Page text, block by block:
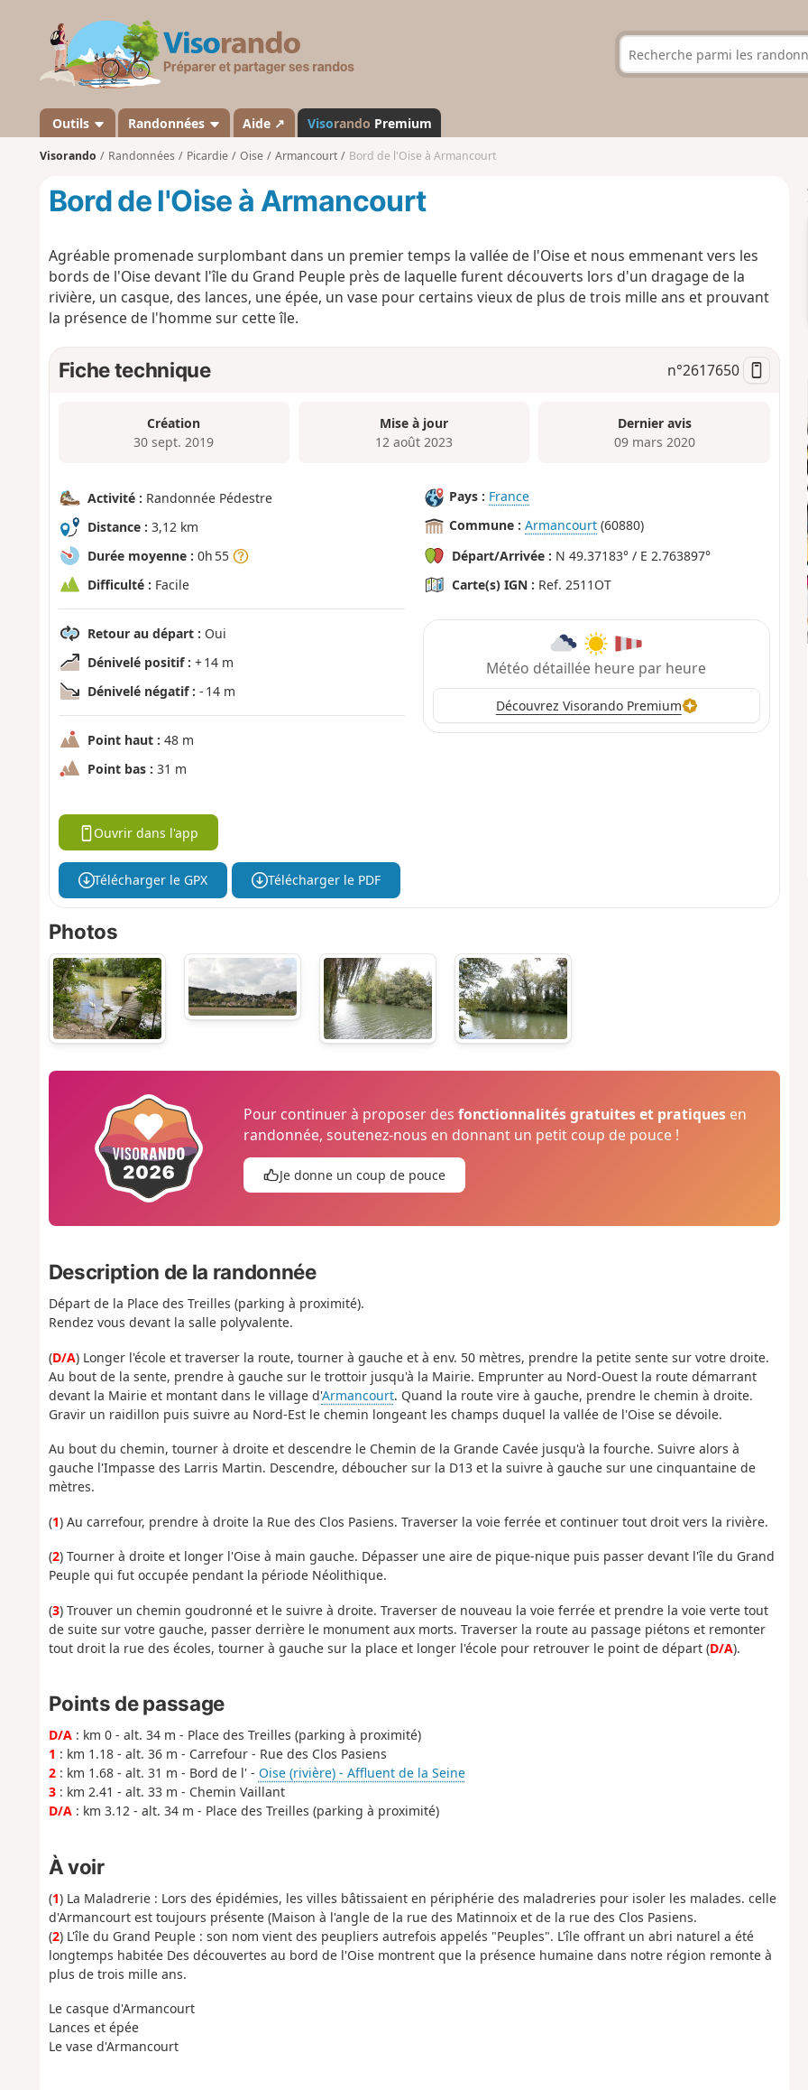
s
a
n
d
Outils Randonnées Aide ↗ Visorando Premium
Visorando Randonnées Picardie Oise Armancourt Bord de l'Oise à Armancourt
Bord de l'Oise à Armancourt
Agréable promenade surplombant dans un premier temps la vallée de l'Oise et nous emmenant vers les
bords de l'Oise devant l'île du Grand Peuple près de laquelle furent découverts lors d'un dragage de la
rivière, un casque, des lances, une épée, un vase pour certains vieux de plus de trois mille ans et prouvant
la présence de l'homme sur cette île.
Fiche technique n°2617650
Création
30 sept. 2019
Mise à jour
12 août 2023
Dernier avis
09 mars 2020
Activité : Randonnée Pédestre
Distance : 3,12 km
Durée moyenne : 0h 55
Difficulté : Facile
Retour au départ : Oui
Dénivelé positif : + 14 m
Dénivelé négatif : - 14 m
Point haut : 48 m
Point bas : 31 m
Pays : France
Commune : Armancourt (60880)
Départ/Arrivée : N 49.37183° / E 2.763897°
Carte(s) IGN : Ref. 2511OT
Météo détaillée heure par heure
Découvrez Visorando Premium
Ouvrir dans l'app
Télécharger le GPX Télécharger le PDF
Photos
Pour continuer à proposer desfonctionnalités gratuites et pratiques en
randonnée, soutenez-nous en donnant un petit coup de pouce !
Je donne un coup de pouce
Description de la randonnée
Départ de la Place des Treilles (parking à proximité).
Rendez vous devant la salle polyvalente.
(D/A) Longer l'école et traverser la route, tourner à gauche et à env. 50 mètres, prendre la petite sente sur votre droite.
Au bout de la sente, prendre à gauche sur le trottoir jusqu'à la Mairie. Emprunter au Nord-Ouest la route démarrant
devant la Mairie et montant dans le village d'Armancourt. Quand la route vire à gauche, prendre le chemin à droite.
Gravir un raidillon puis suivre au Nord-Est le chemin longeant les champs duquel la vallée de l'Oise se dévoile.
Au bout du chemin, tourner à droite et descendre le Chemin de la Grande Cavée jusqu'à la fourche. Suivre alors à
gauche l'Impasse des Larris Martin. Descendre, déboucher sur la D13 et la suivre à gauche sur une cinquantaine de
mètres.
(1) Au carrefour, prendre à droite la Rue des Clos Pasiens. Traverser la voie ferrée et continuer tout droit vers la rivière.
(2) Tourner à droite et longer l'Oise à main gauche. Dépasser une aire de pique-nique puis passer devant l'île du Grand
Peuple qui fut occupée pendant la période Néolithique.
(3) Trouver un chemin goudronné et le suivre à droite. Traverser de nouveau la voie ferrée et prendre la voie verte tout
de suite sur votre gauche, passer derrière le monument aux morts. Traverser la route au passage piétons et remonter
tout droit la rue des écoles, tourner à gauche sur la place et longer l'école pour retrouver le point de départ (D/A).
Points de passage
D/A: km 0 - alt. 34 m - Place des Treilles (parking à proximité)
1 : km 1.18 - alt. 36 m - Carrefour - Rue des Clos Pasiens
2: km 1.68 - alt. 31 m - Bord de l' - Oise (rivière) - Affluent de la Seine
3: km 2.41 - alt. 33 m - Chemin Vaillant
D/A: km 3.12 - alt. 34 m - Place des Treilles (parking à proximité)
À voir
(1) La Maladrerie : Lors des épidémies, les villes bâtissaient en périphérie des maladreries pour isoler les malades. celle
d'Armancourt est toujours présente (Maison à l'angle de la rue des Matinnoix et de la rue des Clos Pasiens.
(2) L'île du Grand Peuple : son nom vient des peupliers autrefois appelés "Peuples". L'île offrant un abri naturel a été
longtemps habitée Des découvertes au bord de l'Oise montrent que la présence humaine dans notre région remonte à
plus de trois mille ans.
Le casque d'Armancourt
Lances et épée
Le vase d'Armancourt